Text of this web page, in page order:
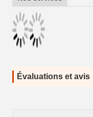
Évaluations et avis